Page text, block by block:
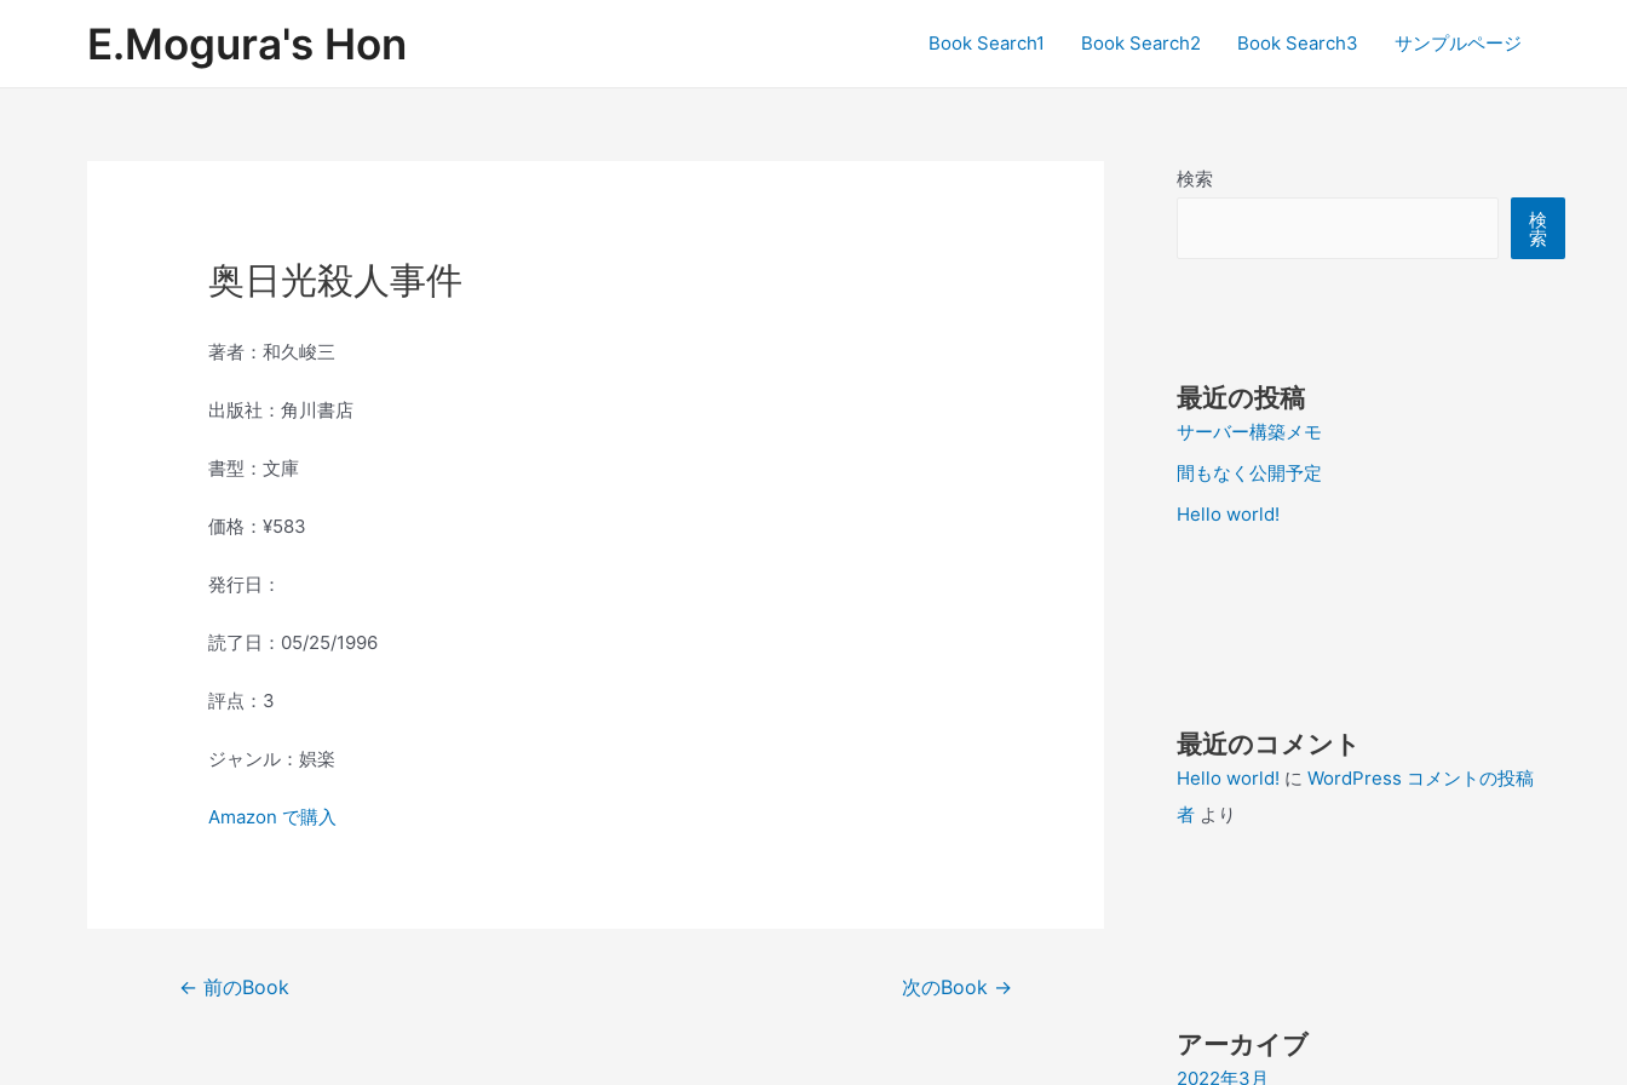
E.Mogura's Hon Book Search1 Book Search2 Book Search3 サンプルページ
奥日光殺人事件
著者：和久峻三
出版社：角川書店
書型：文庫
価格：¥583
発行日：
読了日：05/25/1996
評点：3
ジャンル：娯楽
Amazon で購入
← 前のBook 次のBook →
検索
検
索
最近の投稿
サーバー構築メモ
間もなく公開予定
Hello world!
最近のコメント
Hello world! に WordPress コメントの投稿
者 より
アーカイブ
2022年3月